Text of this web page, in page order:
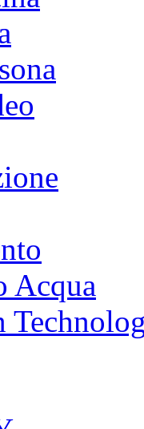
Acqua